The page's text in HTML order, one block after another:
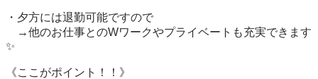
・夕方には退勤可能ですので
→他のお仕事とのWワークやプライベートも充実できます
✨
《ここがポイント！！》